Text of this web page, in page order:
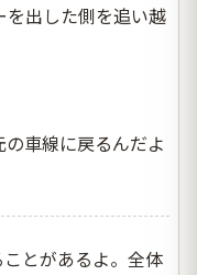
を出した側を追い越
車線に戻るんだよ
とがあるよ。全体